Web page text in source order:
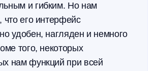
и гибким. Но нам
что его интерфейс
удобен, нагляден и немного
того, некоторых
нам функций при всей